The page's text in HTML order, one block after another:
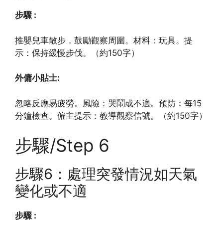
步驟 :
推嬰兒車散步，鼓勵觀察周圍。材料：玩具。提
示：保持緩慢步伐。（約150字）
外傭小貼士:
忽略反應易疲勞。風險：哭鬧或不適。預防：每15
分鐘檢查。僱主提示：教導觀察信號。（約150字）
步驟/Step 6
步驟6：處理突發情況如天氣
變化或不適
步驟 :